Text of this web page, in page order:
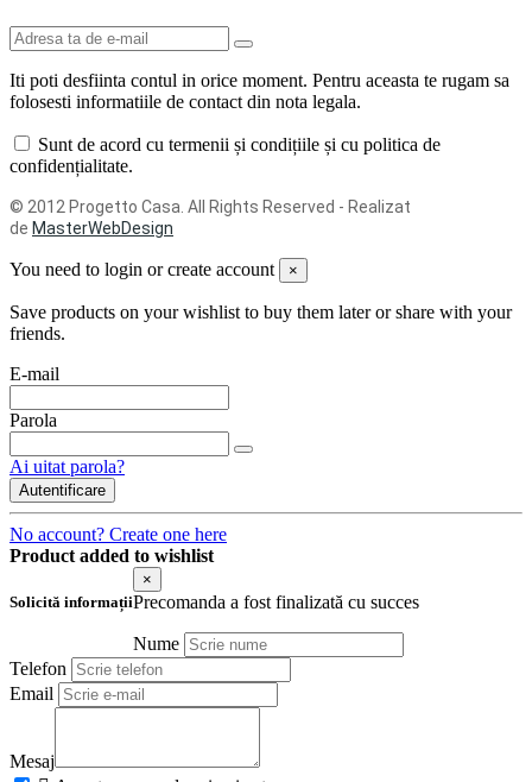
Iti poti desfiinta contul in orice moment. Pentru aceasta te rugam sa
folosesti informatiile de contact din nota legala.
Sunt de acord cu termenii și condițiile și cu politica de
confidențialitate.
© 2012 Progetto Casa. All Rights Reserved - Realizat
de MasterWebDesign
You need to login or create account ×
Save products on your wishlist to buy them later or share with your
friends.
E-mail
Parola
Ai uitat parola?
Autentificare
No account? Create one here
Product added to wishlist
Solicită informații
×
Precomanda a fost finalizată cu succes
Nume
Telefon
Email
Mesaj